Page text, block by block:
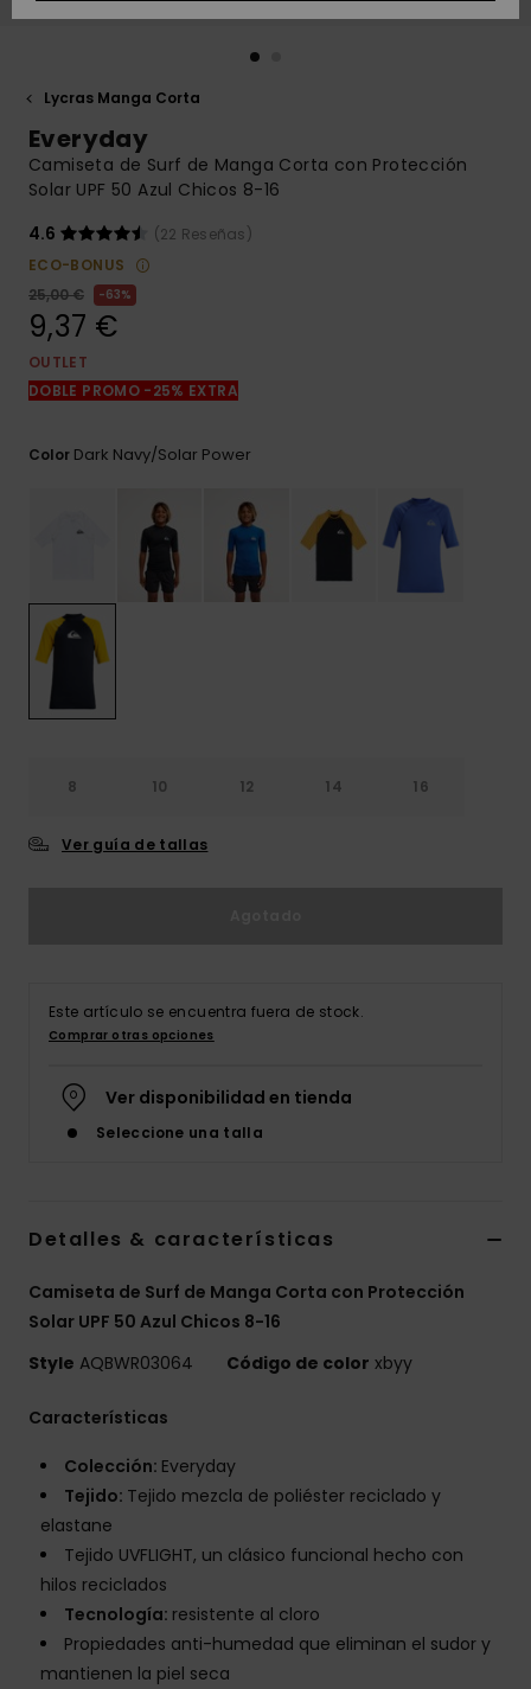
más rápida a
Encuentra
respuestas a
las preguntas
más
Consultar
Lycras Manga Corta
Everyday
Camiseta de Surf de Manga Corta con Protección
Solar UPF 50 Azul Chicos 8-16
4.6
(22 Reseñas)
ECO-BONUS
25,00 €
63%
9,37 €
OUTLET
DOBLE PROMO -25% EXTRA
Color Dark Navy/solar Power
8 10 12 14 16
Ver guía de tallas
Este artículo se encuentra fuera de stock.
Comprar otras opciones
Ver disponibilidad en tienda
Seleccione una talla
Detalles & características
Camiseta de Surf de Manga Corta con Protección
Solar UPF 50 Azul Chicos 8-16
Style AQBWR03064 Código de color xbyy
Características
Colección: Everyday
Tejido: Tejido mezcla de poliéster reciclado y
elastane
Tejido UVFLIGHT, un clásico funcional hecho con
hilos reciclados
Tecnología: resistente al cloro
Propiedades anti-humedad que eliminan el sudor y
mantienen la piel seca